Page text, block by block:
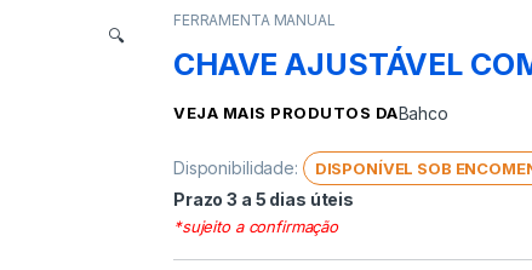
🔍
FERRAMENTA MANUAL
CHAVE AJUSTÁVEL
VEJA MAIS PRODUTOS DABahco
Disponibilidade: DISPONÍVEL SOB
Prazo 3 a 5 dias úteis
*sujeito a confirmação